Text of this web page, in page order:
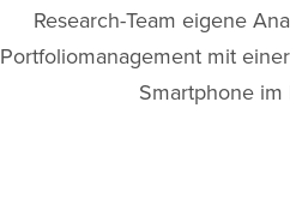
Research-Team eigene
Portfoliomanagement mit
Smartphone